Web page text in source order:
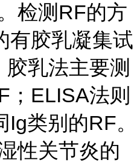
检测RF的方
有胶乳凝集试
乳法主要测
；ELISA法则
类别的RF。
性关节炎的